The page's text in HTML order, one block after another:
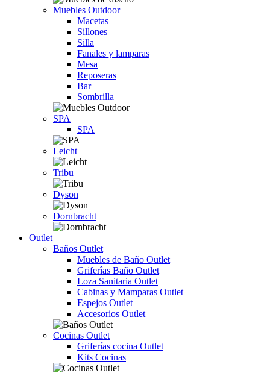
Muebles Outdoor
Macetas
Sillones
Silla
Fanales y lamparas
Mesa
Reposeras
Bar
Sombrilla
SPA
SPA
Leicht
Tribu
Dyson
Dornbracht
Outlet
Baños Outlet
Muebles de Baño Outlet
Griferîas Baño Outlet
Loza Sanitaria Outlet
Cabinas y Mamparas Outlet
Espejos Outlet
Accesorios Outlet
Cocinas Outlet
Griferías cocina Outlet
Kits Cocinas